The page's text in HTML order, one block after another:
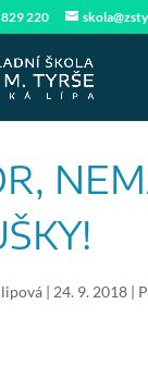
220
| 24. 9. 2018|